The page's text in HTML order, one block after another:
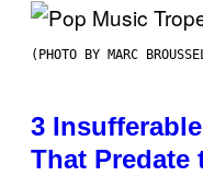
(PHOTO BY MARC
3
That Predate